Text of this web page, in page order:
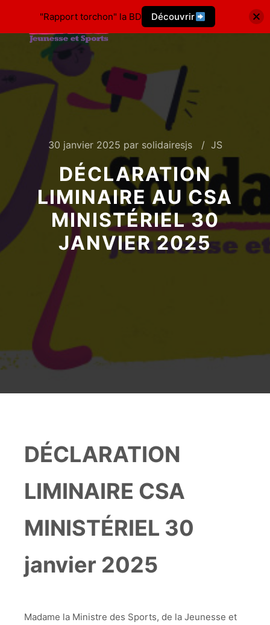
30 janvier 2025 par solidairesjs JS
DÉCLARATION
LIMINAIRE AU CSA
MINISTÉRIEL 30
JANVIER 2025
DÉCLARATION
LIMINAIRE CSA
MINISTÉRIEL 30
janvier 2025
Madame la Ministre des Sports, de la Jeunesse et
"Rapport torchon" la BD Découvrir